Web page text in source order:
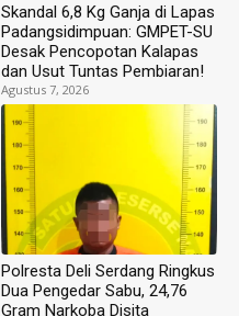
Skandal 6,8 Kg Ganja di Lapas
Padangsidimpuan: GMPET-SU
Desak Pencopotan Kalapas
dan Usut Tuntas Pembiaran!
Agustus 7, 2026
Polresta Deli Serdang Ringkus
Dua Pengedar Sabu, 24,76
Gram Narkoba Disita